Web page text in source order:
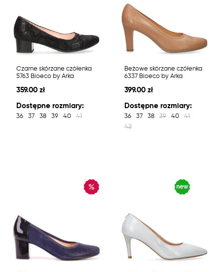
Czarne skórzane czółenka
5763 Bioeco by Arka
359.00 zł
Dostępne rozmiary:
36 37 38 39 40 41
Beżowe skórzane czółenka
6337 Bioeco by Arka
399.00 zł
Dostępne rozmiary:
36 37 38 39 40
41
42